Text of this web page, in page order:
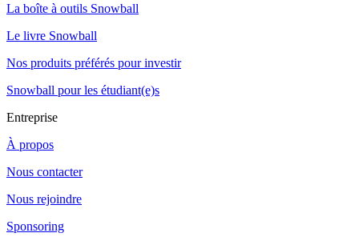
La boîte à outils Snowball
Le livre Snowball
Nos produits préférés pour investir
Snowball pour les étudiant(e)s
Entreprise
À propos
Nous contacter
Nous rejoindre
Sponsoring